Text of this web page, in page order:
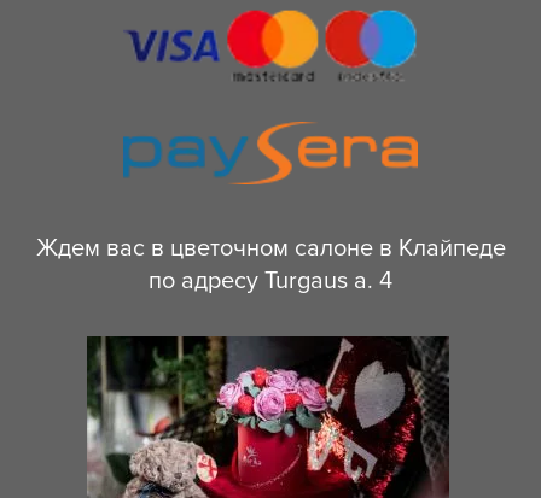
Ждем вас в цветочном салоне в Клайпеде
по адресу Turgaus a. 4